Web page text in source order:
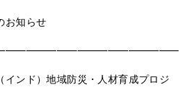
お知らせ
インド）地域防災・人材育成プロジ